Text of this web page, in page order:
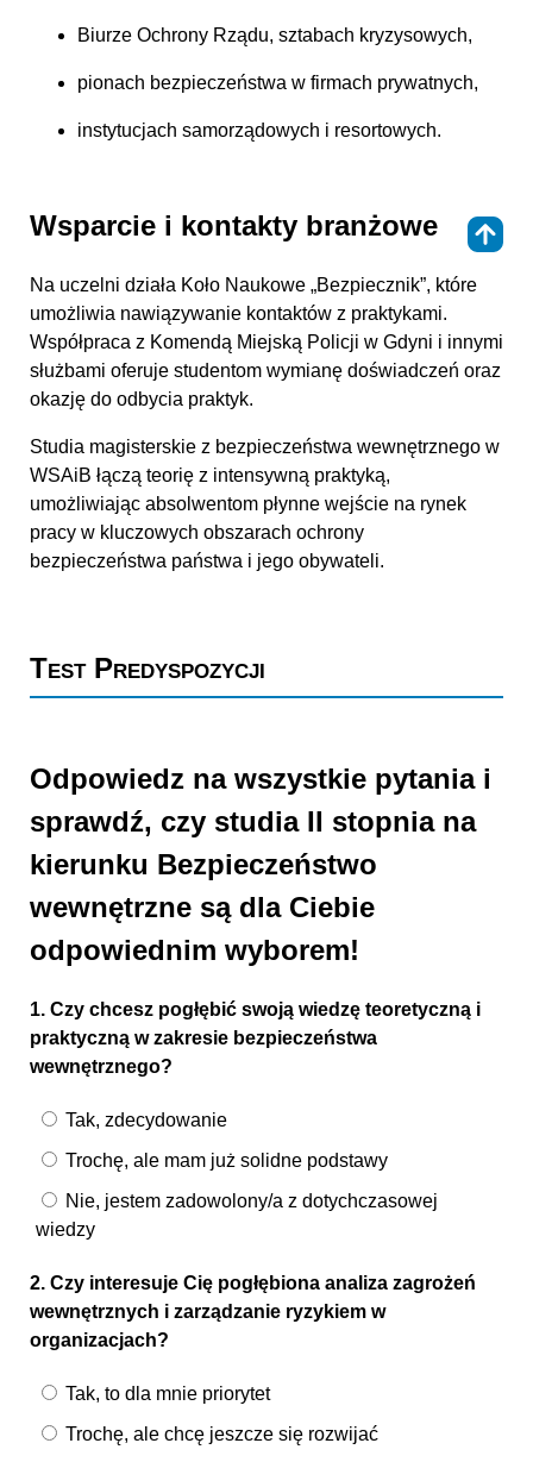
Biurze Ochrony Rządu, sztabach kryzysowych,
pionach bezpieczeństwa w firmach prywatnych,
instytucjach samorządowych i resortowych.
Wsparcie i kontakty branżowe
Na uczelni działa Koło Naukowe „Bezpiecznik”, które
umożliwia nawiązywanie kontaktów z praktykami.
Współpraca z Komendą Miejską Policji w Gdyni i innymi
służbami oferuje studentom wymianę doświadczeń oraz
okazję do odbycia praktyk.
Studia magisterskie z bezpieczeństwa wewnętrznego w
WSAiB łączą teorię z intensywną praktyką,
umożliwiając absolwentom płynne wejście na rynek
pracy w kluczowych obszarach ochrony
bezpieczeństwa państwa i jego obywateli.
Test Predyspozycji
Odpowiedz na wszystkie pytania i
sprawdź, czy studia II stopnia na
kierunku Bezpieczeństwo
wewnętrzne są dla Ciebie
odpowiednim wyborem!
1. Czy chcesz pogłębić swoją wiedzę teoretyczną i
praktyczną w zakresie bezpieczeństwa
wewnętrznego?
Tak, zdecydowanie
Trochę, ale mam już solidne podstawy
Nie, jestem zadowolony/a z dotychczasowej
wiedzy
2. Czy interesuje Cię pogłębiona analiza zagrożeń
wewnętrznych i zarządzanie ryzykiem w
organizacjach?
Tak, to dla mnie priorytet
Trochę, ale chcę jeszcze się rozwijać